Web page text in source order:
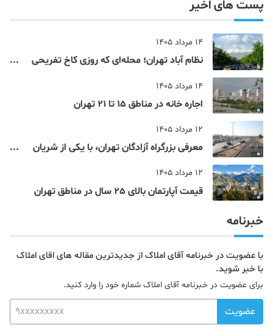
پست های اخیر
14 مرداد 1405
نظام‌ آباد تهران؛ محله‌ای که روزی کاخ تفریحی
14 مرداد 1405
اجاره خانه در مناطق 15 تا 21 تهران
12 مرداد 1405
معرفی بزرگراه آزادگان تهران، با یکی از شریان
12 مرداد 1405
قیمت آپارتمان بالای 25 سال در مناطق تهران
خبرنامه
با عضویت در خبرنامه آقای املاک از جدیدترین مقاله های اقای املاک
با خبر شوید.
برای عضویت در خبرنامه آقای املاک شماره خود را وارد کنید.
عضویت